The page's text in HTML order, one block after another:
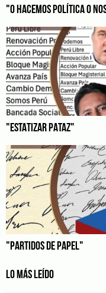
"O HACEMOS POLÍTICA O
"ESTATIZAR PATAZ"
"PARTIDOS DE PAPEL"
LO MÁS LEÍDO